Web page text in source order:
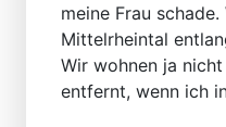
meine Frau
Mittelrheintal
Wir wohnen ja
entfernt, wenn ich